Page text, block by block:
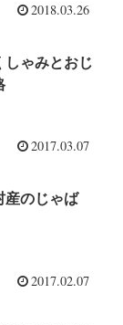
2018.03.26
しゃみとおじ
2017.03.07
産のじゃば
2017.02.07